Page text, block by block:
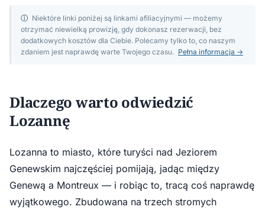
ⓘ Niektóre linki poniżej są linkami afiliacyjnymi — możemy
otrzymać niewielką prowizję, gdy dokonasz rezerwacji, bez
dodatkowych kosztów dla Ciebie. Polecamy tylko to, co naszym
zdaniem jest naprawdę warte Twojego czasu. Pełna informacja →
Dlaczego warto odwiedzić
Lozannę
Lozanna to miasto, które turyści nad Jeziorem
Genewskim najczęściej pomijają, jadąc między
Genewą a Montreux — i robiąc to, tracą coś naprawdę
wyjątkowego. Zbudowana na trzech stromych